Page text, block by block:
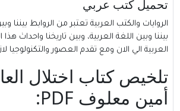
تحميل كتب عربي
الروايات والكتب العربية تعتبر من الروابط بيننا
بيننا وبين اللغة العربية، وبين تاريخنا واحداث هذا
العربية الي الان ومع تقدم العصور والتكنولوجيا
تلخيص كتاب اختلال
أمين معلوف PDF: